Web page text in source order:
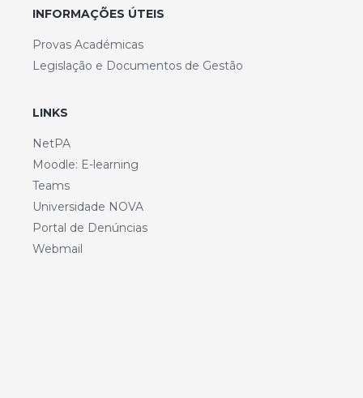
INFORMAÇÕES ÚTEIS
Provas Académicas
Legislação e Documentos de Gestão
LINKS
NetPA
Moodle: E-learning
Teams
Universidade NOVA
Portal de Denúncias
Webmail